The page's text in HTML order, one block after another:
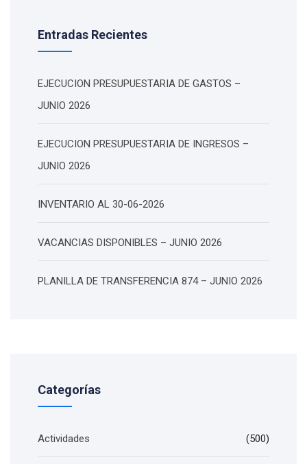
Entradas Recientes
EJECUCION PRESUPUESTARIA DE GASTOS –
JUNIO 2026
EJECUCION PRESUPUESTARIA DE INGRESOS –
JUNIO 2026
INVENTARIO AL 30-06-2026
VACANCIAS DISPONIBLES – JUNIO 2026
PLANILLA DE TRANSFERENCIA 874 – JUNIO 2026
Categorías
Actividades (500)